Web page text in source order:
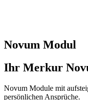
Novum Modul
Ihr Merkur
Novum Module mit
persönlichen Ansprüche.